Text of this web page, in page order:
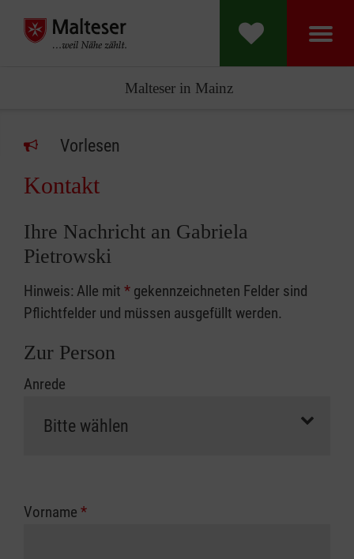
Malteser in Mainz
Vorlesen
Kontakt
Ihre Nachricht an Gabriela
Pietrowski
Hinweis: Alle mit * gekennzeichneten Felder sind
Pflichtfelder und müssen ausgefüllt werden.
Zur Person
Anrede
Vorname *